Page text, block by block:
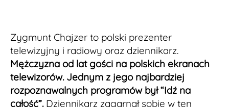
Zygmunt Chajzer to polski prezenter
telewizyjny i radiowy oraz dziennikarz.
Mężczyzna od lat gości na polskich ekranach
telewizorów. Jednym z jego najbardziej
rozpoznawalnych programów był “Idź na
całość”.Dziennikarz zagarnął sobie w ten